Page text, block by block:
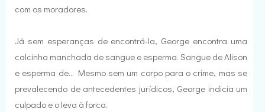
com os moradores.
Já sem esperanças de encontrá-la, George encontra uma
calcinha manchada de sangue e esperma. Sangue de Alison
e esperma de... Mesmo sem um corpo para o crime, mas se
prevalecendo de antecedentes jurídicos, George indicia um
culpado e o leva à forca.